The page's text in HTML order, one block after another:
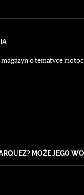
o tematyce
MOŻE JEGO